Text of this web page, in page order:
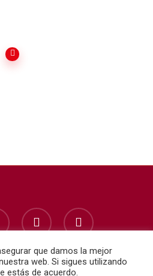
whatsapp phone
que damos la mejor
web. Si sigues utilizando
estás de acuerdo.